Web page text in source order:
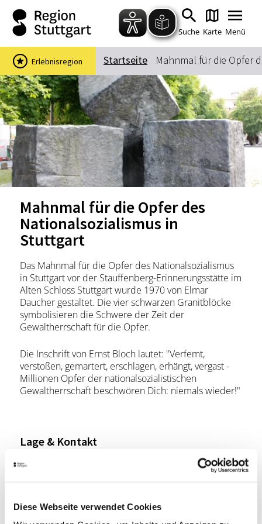
Diese Webseite verwendet Cookies
Zum Hauptinhalt springen
Zur Suche springen
Zur Hauptnavigation
Zum Footer springen
Suche Karte Menü
Suchbegriff
Das könnte Sie interessieren
Stadtführungen
Events & Tickets
Ausflugsziele
Erlebnisse
Wein
Radfahren
Wandern
Startseite Mahnmal für die Opfer
Erlebnisregion
Mahnmal für die Opfer des
Nationalsozialismus in
Stuttgart
Das Mahnmal für die Opfer des Nationalsozialismus
in Stuttgart vor der Stauffenberg-Erinnerungsstätte im
Alten Schloss Stuttgart wurde 1970 von Elmar
Daucher gestaltet. Die vier schwarzen Granitblöcke
symbolisieren die Schwere der Zeit der
Gewaltherrschaft für die Opfer.
Die Inschrift von Ernst Bloch lautet: "Verfemt,
verstoßen, gemartert, erschlagen, erhängt, vergast -
Millionen Opfer der nationalsozialistischen
Gewaltherrschaft beschwören Dich: niemals wieder!"
Lage & Kontakt
Mahnmal für die Opfer nationalsozialistischer
Planie